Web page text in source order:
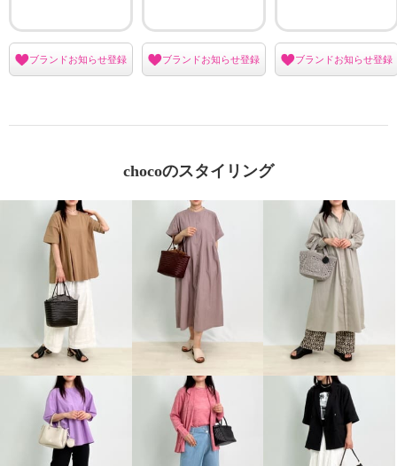
ブランドお知らせ登録 ブランドお知らせ登録 ブランドお知らせ登録
chocoのスタイリング